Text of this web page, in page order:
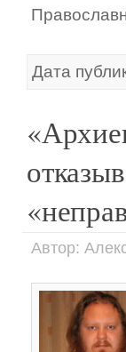
Дата
Автор: